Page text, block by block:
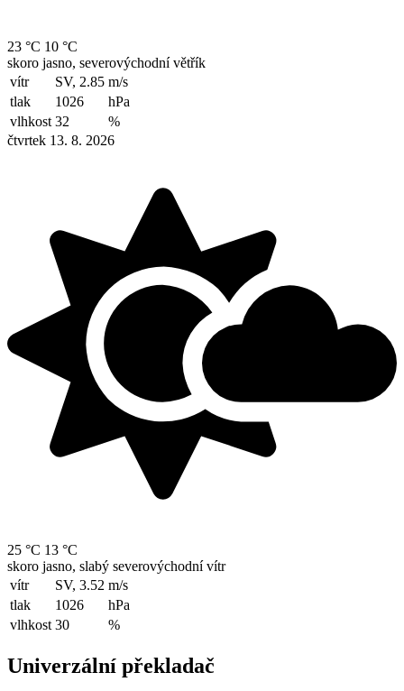
23 °C 10 °C
skoro jasno, severovýchodní větřík
vítr
SV, 2.85 m/s
tlak
1026
hPa
vlhkost 32
%
čtvrtek 13. 8. 2026
25 °C 13 °C
skoro jasno, slabý severovýchodní vítr
vítr
SV, 3.52 m/s
tlak
1026
hPa
vlhkost 30 %
Univerzální překladač